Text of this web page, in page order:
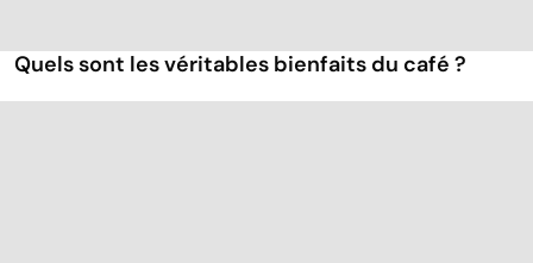
Quels sont les véritables bienfaits du café ?